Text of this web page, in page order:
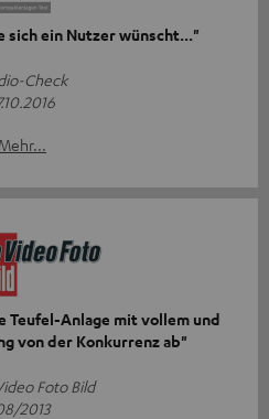
sich ein Nutzer wünscht..."
Check
Teufel-Anlage mit vollem und
von der Konkurrenz ab"
Foto Bild
2013